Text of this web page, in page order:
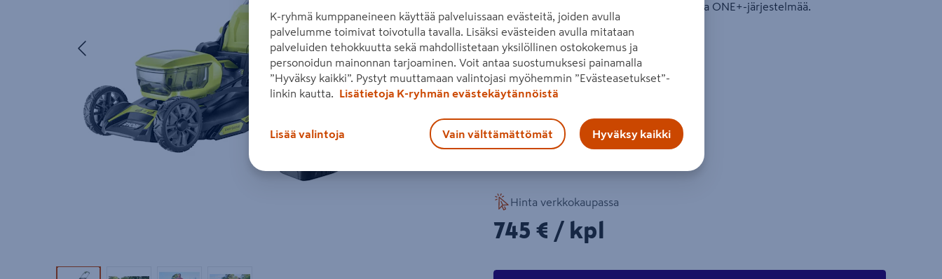
Seuraava
akut 2 x 5,0 Ah ja laturi 2,0 Ah/h. Osa laajaa ONE+-järjestelmää.
18 V ONE+ 2 x 5,0 Ah
hiiliharjaton moottori
keräävä, bioleikkaava
Lue koko tuotekuvaus
Hinta verkkokaupassa
745€/kpl
745 € / kpl
K-ryhmä kumppaneineen käyttää palveluissaan evästeitä, joiden avulla
palvelumme toimivat toivotulla tavalla. Lisäksi evästeiden avulla mitataan
palveluiden tehokkuutta sekä mahdollistetaan yksilöllinen ostokokemus ja
personoidun mainonnan tarjoaminen. Voit antaa suostumuksesi painamalla
”Hyväksy kaikki”. Pystyt muuttamaan valintojasi myöhemmin ”Evästeasetukset”-
linkin kautta.
Lisätietoja K-ryhmän evästekäytännöistä
Lisää valintoja Vain välttämättömät Hyväksy kaikki